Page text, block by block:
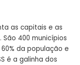
as capitais e as
400 municípios
da população e
é a galinha dos